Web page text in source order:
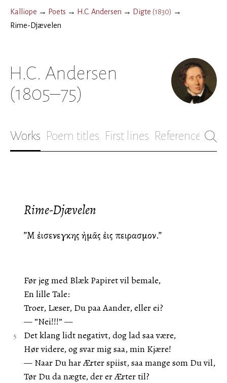
Kalliope → Poets → H.C. Andersen → Digte (1830) →
Rime-Djævelen
H.C. Andersen
(1805–75)
Works Poem titles First lines References
Rime-Djævelen
”Mὴ ἐισενεγκης ἡμᾶς ἐις πειρασμον.”
Før jeg med Blæk Papiret vil bemale,
En lille Tale:
Troer, Læser, Du paa Aander, eller ei?
— ”Nei!!!” —
Det klang lidt negativt, dog lad saa være,
Hør videre, og svar mig saa, min Kjære!
— Naar Du har Ærter spiist, saa mange som Du vil,
Tør Du da nægte, der er Ærter til?